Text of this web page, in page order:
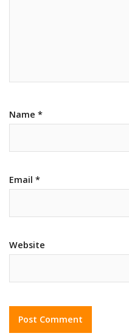
Name *
Email *
Website